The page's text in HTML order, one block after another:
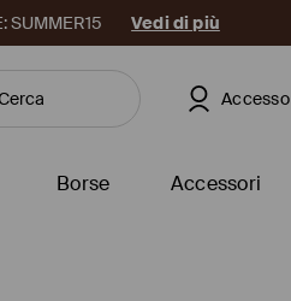
SUMMER15 Vedi di più
Accesso
Borse Accessori